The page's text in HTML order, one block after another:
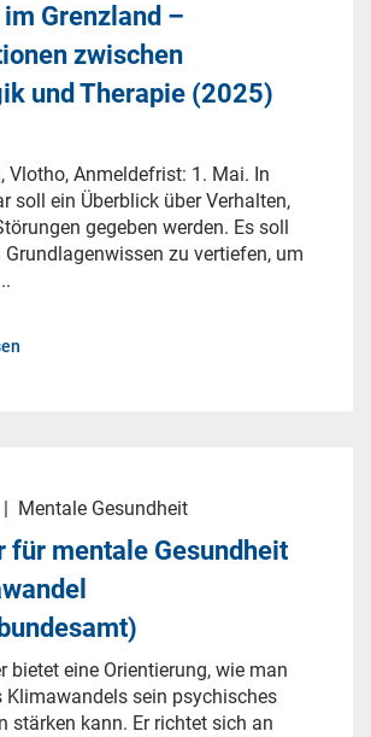
Grenzland –
zwischen
und Therapie (2025)
Vlotho, Anmeldefrist: 1. Mai. In
soll ein Überblick über Verhalten,
gegeben werden. Es soll
zu vertiefen, um
| Mentale Gesundheit
für mentale Gesundheit
bietet eine Orientierung, wie man
Klimawandels sein psychisches
stärken kann. Er richtet sich an